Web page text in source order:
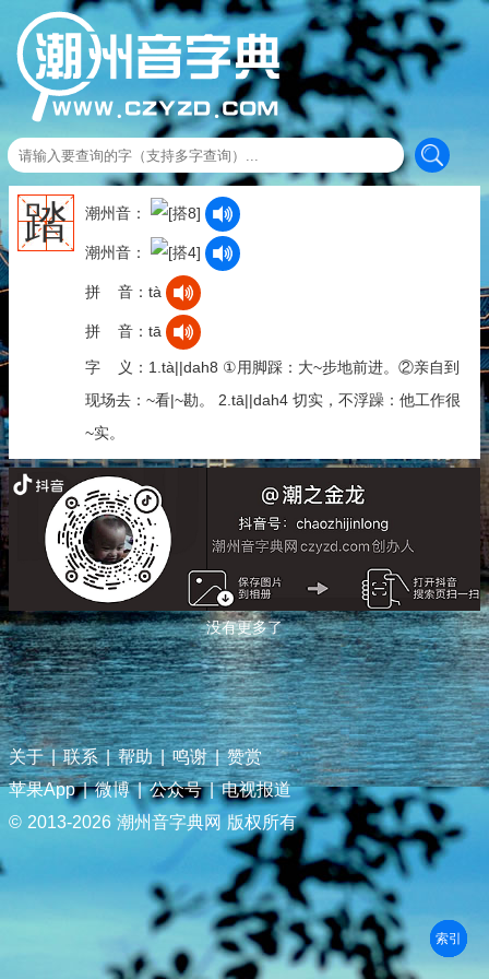
踏 潮州音：
潮州音：
拼 音：tà
拼 音：tā
字 义：1.tà||dah8 ①用脚踩：大~步地前进。②亲自到
现场去：~看|~勘。 2.tā||dah4 切实，不浮躁：他工作很
~实。
没有更多了
关于 | 联系 | 帮助 | 鸣谢 | 赞赏
苹果App | 微博 | 公众号 | 电视报道
© 2013-2026 潮州音字典网 版权所有
部首
笔划
拼音
潮拼